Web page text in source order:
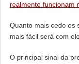
realmente funcionam
Quanto mais cedo os
mais fácil será com
O principal sinal da